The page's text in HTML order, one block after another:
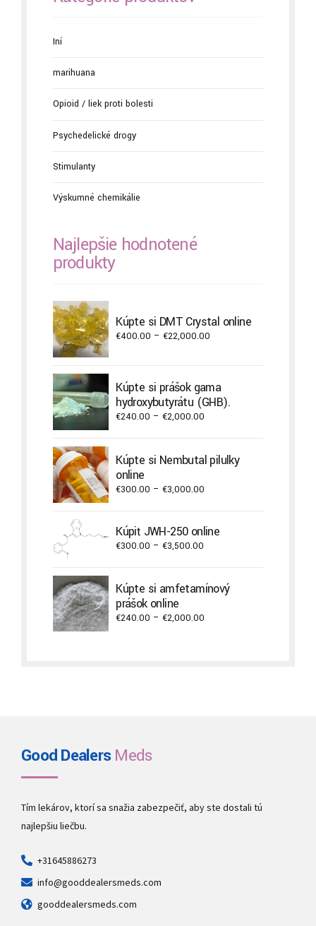
Iní
marihuana
Opioid / liek proti bolesti
Psychedelické drogy
Stimulanty
Výskumné chemikálie
Najlepšie hodnotené
produkty
Kúpte si DMT Crystal online
€400.00 – €22,000.00
€22,000.00
Kúpte si prášok gama
hydroxybutyrátu (GHB).
€240.00 – €2,000.00
through
Kúpte si Nembutal pilulky
online
€300.00 – €3,000.00
through
Kúpiť JWH-250 online
€300.00 – €3,500.00
through
Kúpte si amfetamínový
prášok online
€240.00 – €2,000.00
Good DealersMeds
Tím lekárov, ktorí sa snažia zabezpečiť, aby ste dostali tú
najlepšiu liečbu.
+31645886273
info@gooddealersmeds.com
gooddealersmeds.com